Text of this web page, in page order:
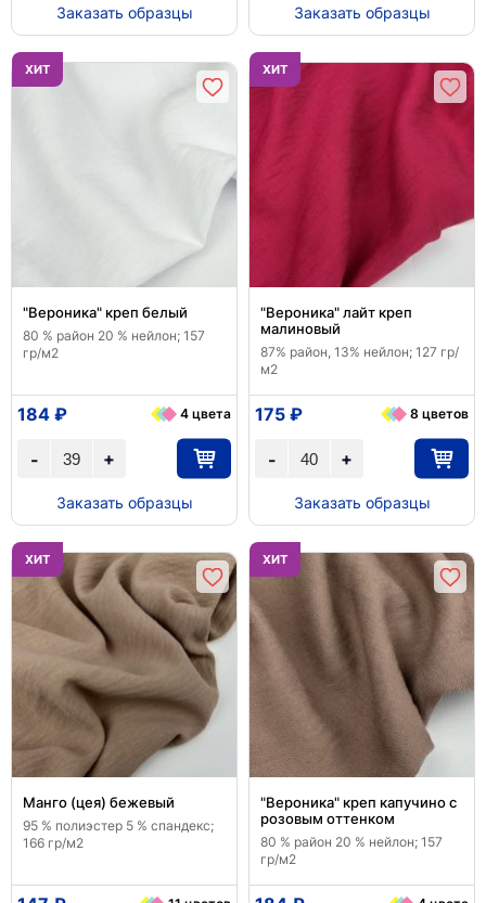
Заказать образцы Заказать образцы
ХИТ
"Вероника" креп белый
80 % район 20 % нейлон; 157
гр/м2
+
-
184 ₽ 4 цвета
Заказать образцы
ХИТ
"Вероника" лайт креп
малиновый
87% район, 13% нейлон; 127 гр/
м2
+
-
175 ₽ 8 цветов
Заказать образцы
ХИТ
Манго (цея) бежевый
95 % полиэстер 5 % спандекс;
166 гр/м2
ХИТ
"Вероника" креп капучино с
розовым оттенком
80 % район 20 % нейлон; 157
гр/м2